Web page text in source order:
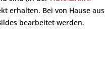
erhalten. Bei von Hause aus
bearbeitet werden.